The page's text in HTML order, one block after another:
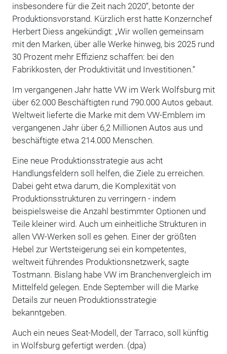
insbesondere für die Zeit nach 2020“, betonte der
Produktionsvorstand. Kürzlich erst hatte Konzernchef
Herbert Diess angekündigt: „Wir wollen gemeinsam
mit den Marken, über alle Werke hinweg, bis 2025 rund
30 Prozent mehr Effizienz schaffen: bei den
Fabrikkosten, der Produktivität und Investitionen.“
Im vergangenen Jahr hatte VW im Werk Wolfsburg mit
über 62.000 Beschäftigten rund 790.000 Autos gebaut.
Weltweit lieferte die Marke mit dem VW-Emblem im
vergangenen Jahr über 6,2 Millionen Autos aus und
beschäftigte etwa 214.000 Menschen.
Eine neue Produktionsstrategie aus acht
Handlungsfeldern soll helfen, die Ziele zu erreichen.
Dabei geht etwa darum, die Komplexität von
Produktionsstrukturen zu verringern - indem
beispielsweise die Anzahl bestimmter Optionen und
Teile kleiner wird. Auch um einheitliche Strukturen in
allen VW-Werken soll es gehen. Einer der größten
Hebel zur Wertsteigerung sei ein kompetentes,
weltweit führendes Produktionsnetzwerk, sagte
Tostmann. Bislang habe VW im Branchenvergleich im
Mittelfeld gelegen. Ende September will die Marke
Details zur neuen Produktionsstrategie
bekanntgeben.
Auch ein neues Seat-Modell, der Tarraco, soll künftig
in Wolfsburg gefertigt werden. (dpa)